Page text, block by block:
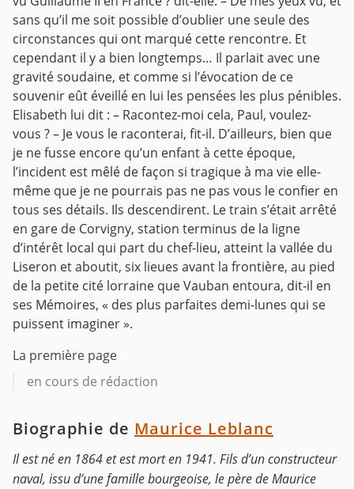
sans qu’il me soit possible d’oublier une seule des
circonstances qui ont marqué cette rencontre. Et
cependant il y a bien longtemps… Il parlait avec une
gravité soudaine, et comme si l’évocation de ce
souvenir eût éveillé en lui les pensées les plus pénibles.
Elisabeth lui dit : – Racontez-moi cela, Paul, voulez-
vous ?– Je vous le raconterai, fit-il. D’ailleurs, bien que
je ne fusse encore qu’un enfant à cette époque,
l’incident est mêlé de façon si tragique à ma vie elle-
même que je ne pourrais pas ne pas vous le confier en
tous ses détails. Ils descendirent. Le train s’était arrêté
en gare de Corvigny, station terminus de la ligne
d’intérêt local qui part du chef-lieu, atteint la vallée du
Liseron et aboutit, six lieues avant la frontière, au pied
de la petite cité lorraine que Vauban entoura, dit-il en
ses Mémoires, « des plus parfaites demi-lunes qui se
puissent imaginer ».
La première page
en cours de rédaction
Biographie de Maurice Leblanc
Il est né en 1864 et est mort en 1941. Fils d’un constructeur
naval, issu d’une famille bourgeoise, le père de Maurice